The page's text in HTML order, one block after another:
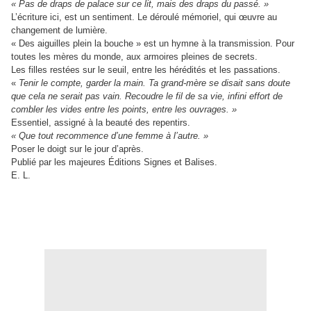
« Pas de draps de palace sur ce lit, mais des draps du passé. »
L’écriture ici, est un sentiment. Le déroulé mémoriel, qui œuvre au
changement de lumière.
« Des aiguilles plein la bouche » est un hymne à la transmission. Pour
toutes les mères du monde, aux armoires pleines de secrets.
Les filles restées sur le seuil, entre les hérédités et les passations.
« Tenir le compte, garder la main. Ta grand-mère se disait sans doute
que cela ne serait pas vain. Recoudre le fil de sa vie, infini effort de
combler les vides entre les points, entre les ouvrages. »
Essentiel, assigné à la beauté des repentirs.
« Que tout recommence d’une femme à l’autre. »
Poser le doigt sur le jour d’après.
Publié par les majeures Éditions Signes et Balises.
E. L.